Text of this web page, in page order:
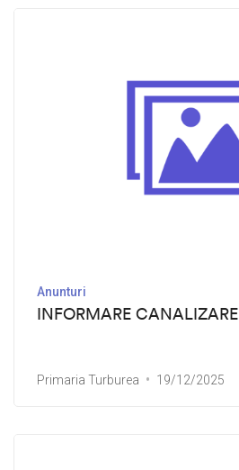
Anunturi
INFORMARE CANALIZARE
Primaria Turburea 19/12/2025